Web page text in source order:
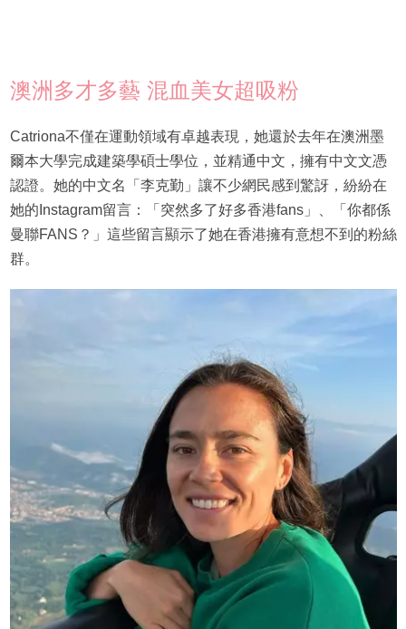
澳洲多才多藝 混血美女超吸粉
Catriona不僅在運動領域有卓越表現，她還於去年在澳洲墨
爾本大學完成建築學碩士學位，並精通中文，擁有中文文憑
認證。她的中文名「李克勤」讓不少網民感到驚訝，紛紛在
她的Instagram留言：「突然多了好多香港fans」、「你都係
曼聯FANS？」這些留言顯示了她在香港擁有意想不到的粉絲
群。